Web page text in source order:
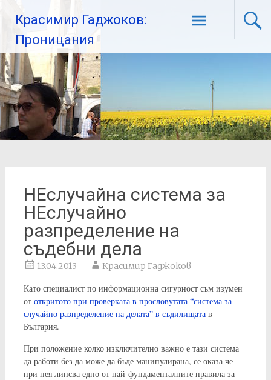
Красимир Гаджоков:
Проницания
НЕслучайна система за
НЕслучайно
разпределение на
съдебни дела
13.04.2013 Красимир Гаджоков
Като специалист по информационна сигурност съм изумен
от откритото при проверката в прословутата “система за
случайно разпределение на делата” в съдилищатав
България.
При положение колко изключително важно е тази система
да работи без да може да бъде манипулирана, се оказа че
при нея липсва едно от най-фундаменталните правила за